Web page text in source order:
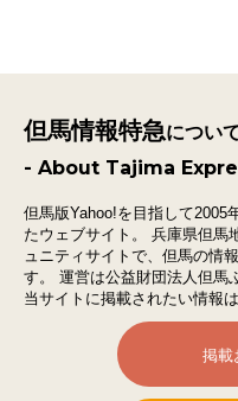
但馬情報特急につい
- About Tajima
但馬版Yahoo!を目指して2005
たウェブサイト。
兵庫県但馬
ュニティサイトで、 但馬の情
す。
運営は公益財団法人但馬
当サイトに掲載されたい情報
掲載